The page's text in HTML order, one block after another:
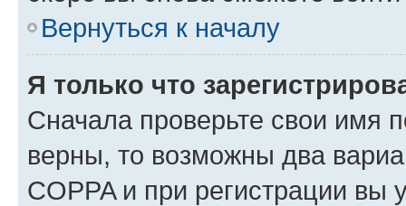
Вернуться к началу
Я только что
Сначала проверьте свои имя
верны, то возможны два
COPPA и при регистрации вы